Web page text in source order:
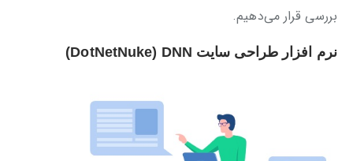
بررسی قرار می‌دهیم.
نرم افزار طراحی سایت DotNetNuke) DNN)